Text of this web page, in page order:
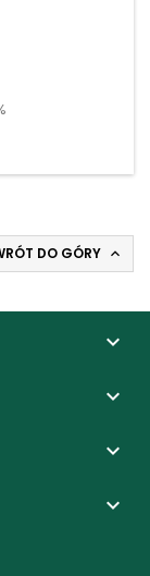
DO GÓRY 



